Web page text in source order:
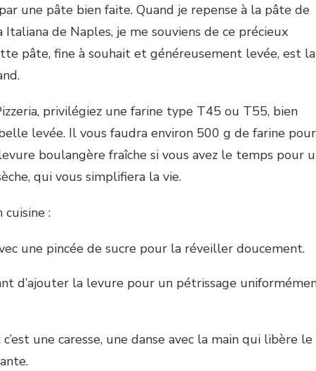
une pâte bien faite. Quand je repense à la pâte de
de Naples, je me souviens de ce précieux
pâte, fine à souhait et généreusement levée, est la
privilégiez une farine type T45 ou T55, bien
levée. Il vous faudra environ 500 g de farine pour
boulangère fraîche si vous avez le temps pour
qui vous simplifiera la vie.
cuisine :
une pincée de sucre pour la réveiller doucement.
d’ajouter la levure pour un pétrissage
une caresse, une danse avec la main qui libère le